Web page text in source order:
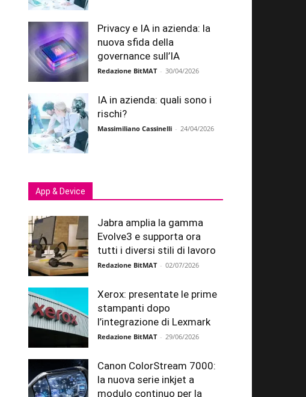
Privacy e IA in azienda: la
nuova sfida della
governance sull’IA
Redazione BitMAT - 30/04/2026
IA in azienda: quali sono i
rischi?
Massimiliano Cassinelli - 24/04/2026
App & Device
Jabra amplia la gamma
Evolve3 e supporta ora
tutti i diversi stili di lavoro
Redazione BitMAT - 02/07/2026
Xerox: presentate le prime
stampanti dopo
l’integrazione di Lexmark
Redazione BitMAT - 29/06/2026
Canon ColorStream 7000:
la nuova serie inkjet a
modulo continuo per la